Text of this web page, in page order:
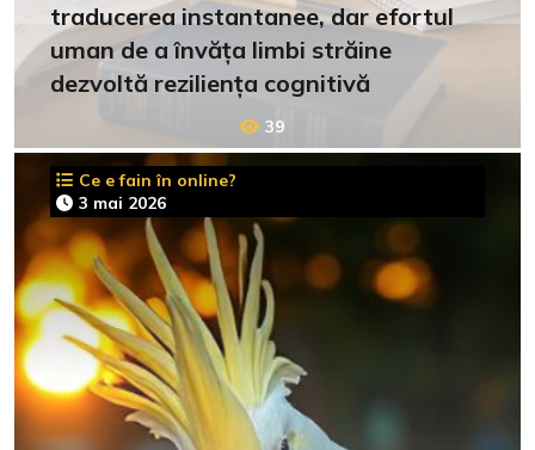
traducerea instantanee, dar efortul
uman de a învăța limbi străine
dezvoltă reziliența cognitivă
39
Ce e fain în online?
3 mai 2026